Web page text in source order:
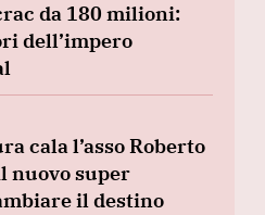
da 180 milioni:
dell’impero
cala l’asso Roberto
nuovo super
il destino